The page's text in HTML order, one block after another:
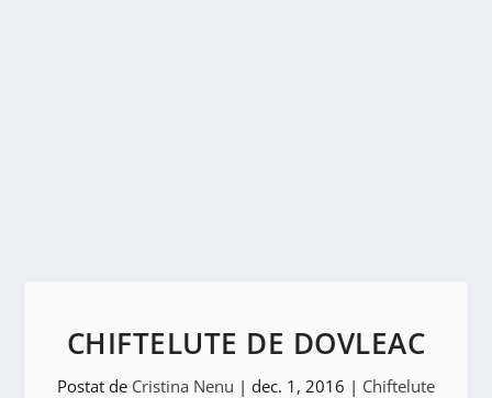
CHIFTELUTE DE DOVLEAC
Postat de Cristina Nenu | dec. 1, 2016 | Chiftelute